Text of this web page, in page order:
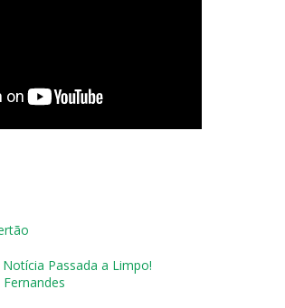
Passada a Limpo!